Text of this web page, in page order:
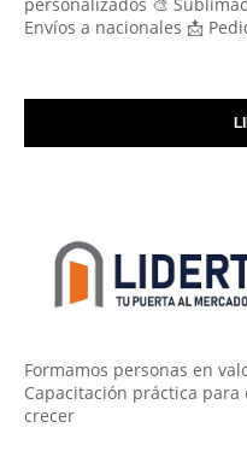
Envíos a nacionales 📩
Formamos personas en
Capacitación práctica
crecer